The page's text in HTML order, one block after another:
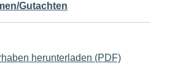
Gutachten
herunterladen (PDF)